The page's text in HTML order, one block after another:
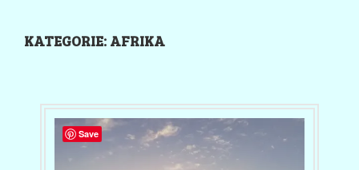
KATEGORIE: AFRIKA
Save